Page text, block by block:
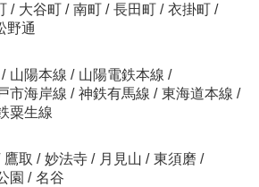
/ 大谷町 / 南町 / 長田町 / 衣掛町 /
野通
/ 山陽本線 / 山陽電鉄本線 /
市海岸線 / 神鉄有馬線 / 東海道本線 /
粟生線
鷹取 / 妙法寺 / 月見山 / 東須磨 /
園 / 名谷